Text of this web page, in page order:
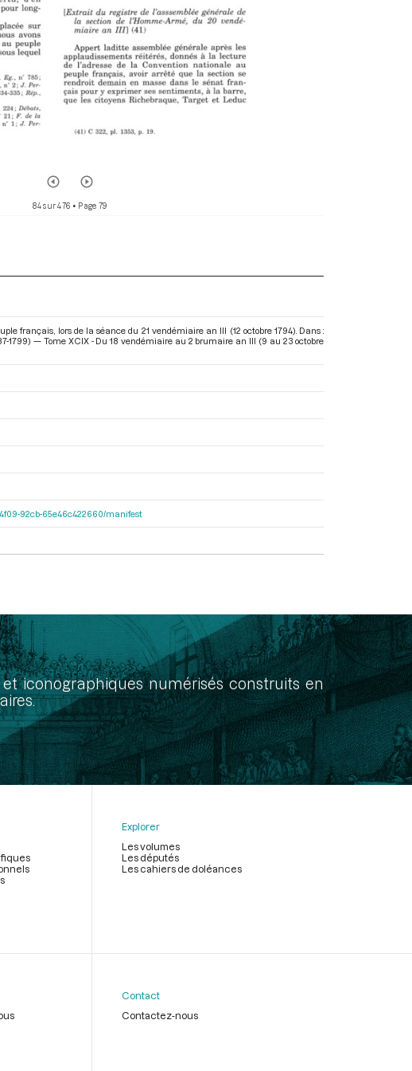
84 sur 476 • Page 79
français, lors de la séance du 21 vendémiaire an III (12 octobre 1794). Dans :
— Tome XCIX - Du 18 vendémiaire au 2 brumaire an III (9 au 23 octobre
4f09-92cb-65e46c422660/manifest
iconographiques numérisés construits en
Explorer
Les volumes
Les députés
Les cahiers de doléances
Contact
Contactez-nous